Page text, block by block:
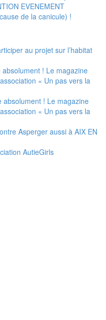
EVENEMENT
de la canicule) !
au projet sur l’habitat
absolument ! Le magazine
« Un pas vers la
absolument ! Le magazine
« Un pas vers la
Asperger aussi à AIX EN
AutieGirls